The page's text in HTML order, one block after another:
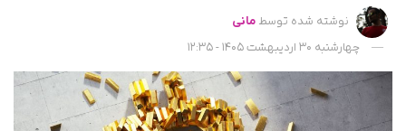
نوشته شده توسط مانی
چهارشنبه 30 اردیبهشت 1405 - 12:35